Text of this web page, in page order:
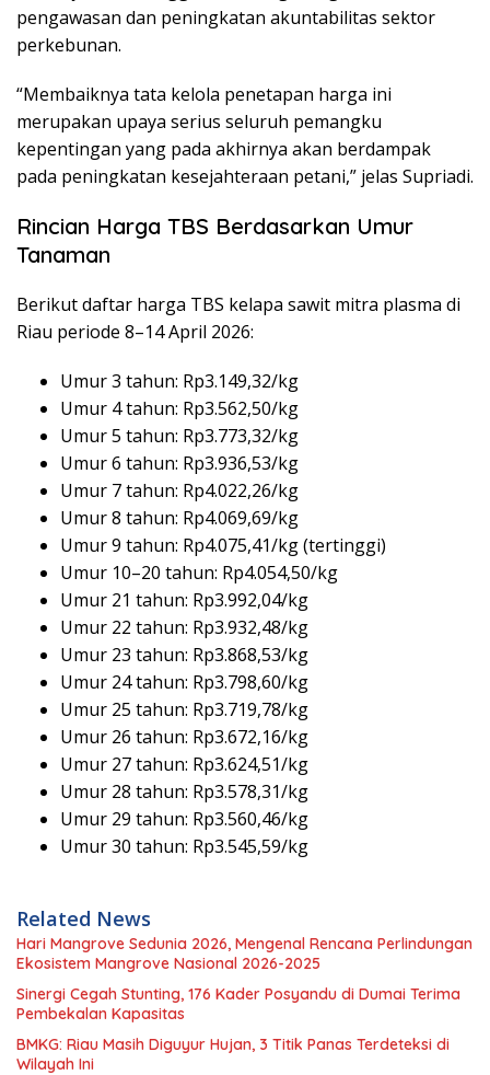
pengawasan dan peningkatan akuntabilitas sektor
perkebunan.
“Membaiknya tata kelola penetapan harga ini
merupakan upaya serius seluruh pemangku
kepentingan yang pada akhirnya akan berdampak
pada peningkatan kesejahteraan petani,” jelas Supriadi.
Rincian Harga TBS Berdasarkan Umur
Tanaman
Berikut daftar harga TBS kelapa sawit mitra plasma di
Riau periode 8–14 April 2026:
Umur 3 tahun: Rp3.149,32/kg
Umur 4 tahun: Rp3.562,50/kg
Umur 5 tahun: Rp3.773,32/kg
Umur 6 tahun: Rp3.936,53/kg
Umur 7 tahun: Rp4.022,26/kg
Umur 8 tahun: Rp4.069,69/kg
Umur 9 tahun: Rp4.075,41/kg (tertinggi)
Umur 10–20 tahun: Rp4.054,50/kg
Umur 21 tahun: Rp3.992,04/kg
Umur 22 tahun: Rp3.932,48/kg
Umur 23 tahun: Rp3.868,53/kg
Umur 24 tahun: Rp3.798,60/kg
Umur 25 tahun: Rp3.719,78/kg
Umur 26 tahun: Rp3.672,16/kg
Umur 27 tahun: Rp3.624,51/kg
Umur 28 tahun: Rp3.578,31/kg
Umur 29 tahun: Rp3.560,46/kg
Umur 30 tahun: Rp3.545,59/kg
Related News
Hari Mangrove Sedunia 2026, Mengenal Rencana Perlindungan
Ekosistem Mangrove Nasional 2026-2025
Sinergi Cegah Stunting, 176 Kader Posyandu di Dumai Terima
Pembekalan Kapasitas
BMKG: Riau Masih Diguyur Hujan, 3 Titik Panas Terdeteksi di
Wilayah Ini